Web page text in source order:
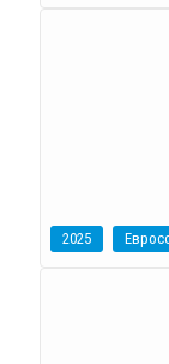
2025